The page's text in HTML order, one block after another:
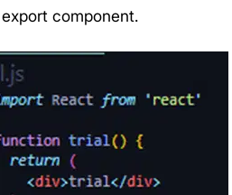
component.